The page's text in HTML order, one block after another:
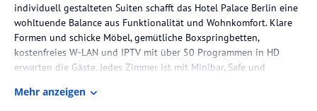
individuell gestalteten Suiten schafft das Hotel Palace Berlin eine
wohltuende Balance aus Funktionalität und Wohnkomfort. Klare
Formen und schicke Möbel, gemütliche Boxspringbetten,
kostenfreies W-LAN und IPTV mit über 50 Programmen in HD
erwarten die Gäste. Jedes Zimmer ist mit Minibar, Safe und
Mehr anzeigen